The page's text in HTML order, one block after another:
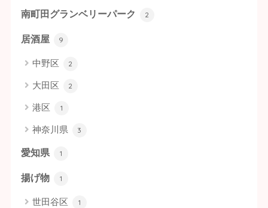
南町田グランベリーパーク 2
居酒屋 9
中野区 2
大田区 2
港区 1
神奈川県 3
愛知県 1
揚げ物 1
世田谷区 1